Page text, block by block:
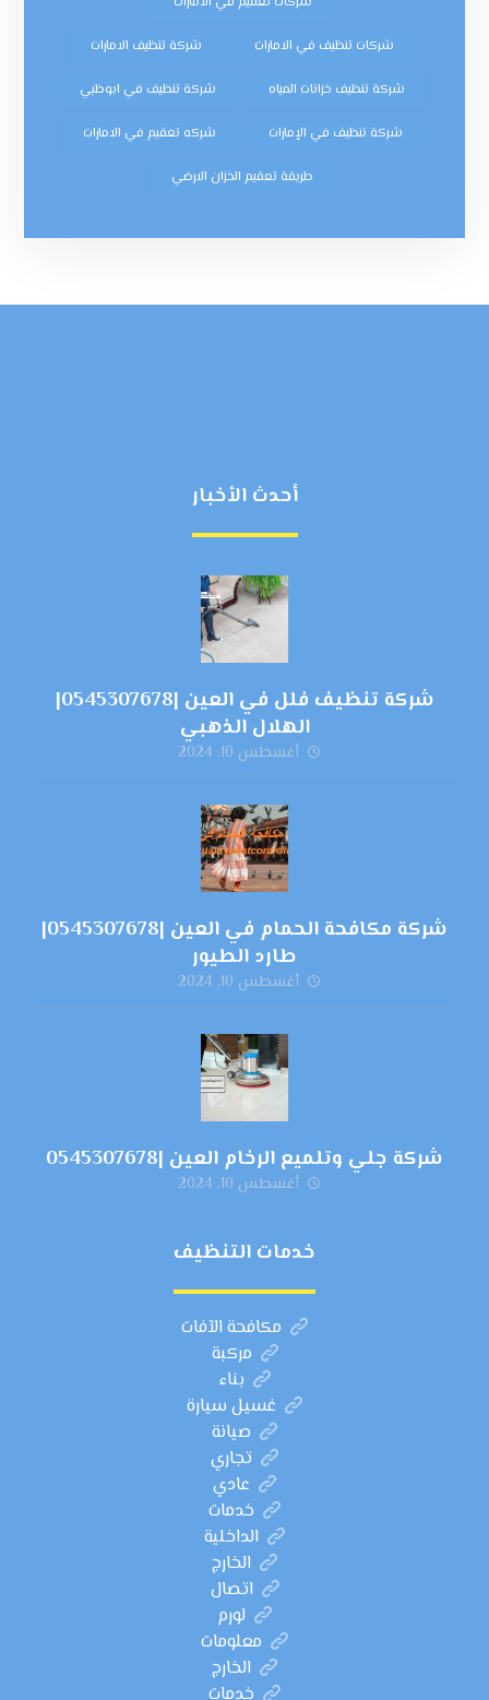
شركات تنظيف في الامارات شركة تنظيف الامارات
شركة تنظيف خزانات المياه شركة تنظيف في ابوظبي
شركة تنظيف في الإمارات شركه تعقيم في الامارات
طريقة تعقيم الخزان الارضي
أحدث الأخبار
شركة تنظيف فلل في العين |0545307678|
الهلال الذهبي
أغسطس 10, 2024
شركة مكافحة الحمام في العين |0545307678|
طارد الطيور
أغسطس 10, 2024
شركة جلي وتلميع الرخام العين |0545307678
أغسطس 10, 2024
خدمات التنظيف
مكافحة الآفات
مركبة
بناء
غسيل سيارة
صيانة
تجاري
عادي
خدمات
الداخلية
الخارج
اتصال
لورم
معلومات
الخارج